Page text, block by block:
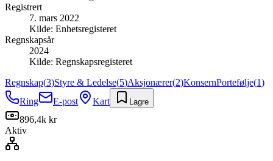
Registrert
7. mars 2022
Kilde: Enhetsregisteret
Regnskapsår
2024
Kilde: Regnskapsregisteret
Regnskap(3)Styre & Ledelse(5)Aksjonærer(2)KonsernPortefølje(1)
Ring
E-post Kart Lagre
896,4k kr
Aktiv